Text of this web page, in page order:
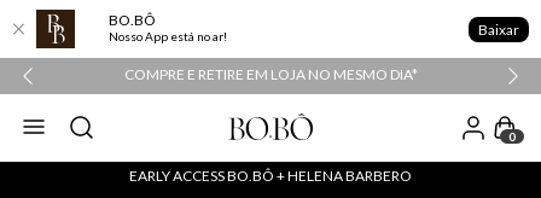
BO.BÔ
Nosso App está no ar! Baixar
COMPRE E RETIRE EM LOJA NO MESMO DIA*
0
EARLY ACCESS BO.BÔ + HELENA BARBERO